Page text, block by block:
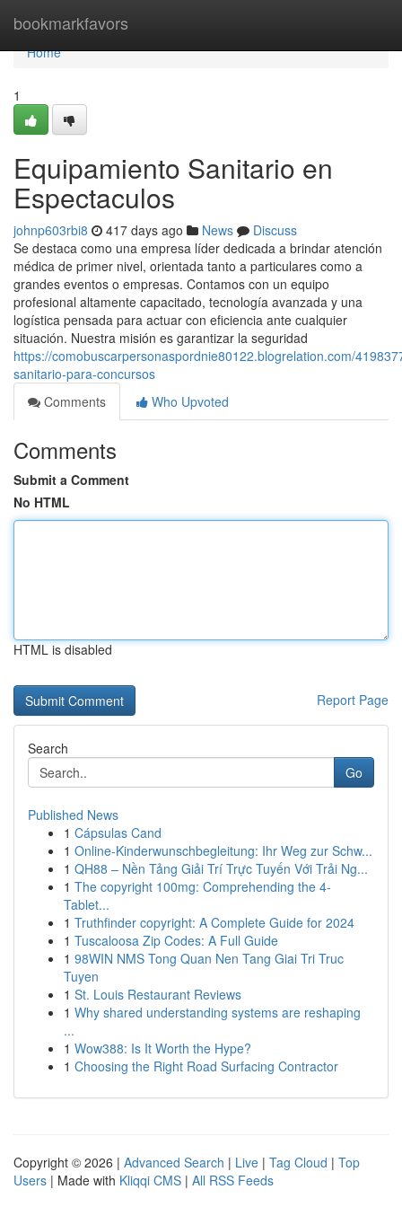
bookmarkfavors
Home
Home
1
Equipamiento Sanitario en
Espectaculos
johnp603rbi8 417 days ago News
Discuss
Se destaca como una empresa líder dedicada a brindar atención
médica de primer nivel, orientada tanto a particulares como a
grandes eventos o empresas. Contamos con un equipo
profesional altamente capacitado, tecnología avanzada y una
logística pensada para actuar con eficiencia ante cualquier
situación. Nuestra misión es garantizar la seguridad
https://comobuscarpersonaspordnie80122.blogrelation.com/
sanitario-para-concursos
Comments
Who Upvoted
Comments
Submit a Comment
No HTML
HTML is disabled
Report Page
Search
Go
Published News
1 Cápsulas Cand
1 Online-Kinderwunschbegleitung: Ihr Weg zur Schw...
1 QH88 – Nền Tảng Giải Trí Trực Tuyến Với Trải Ng...
1 The copyright 100mg: Comprehending the 4-
Tablet...
1 Truthfinder copyright: A Complete Guide for 2024
1 Tuscaloosa Zip Codes: A Full Guide
1 98WIN NMS Tong Quan Nen Tang Giai Tri Truc
Tuyen
1 St. Louis Restaurant Reviews
1 Why shared understanding systems are reshaping
...
1 Wow388: Is It Worth the Hype?
1 Choosing the Right Road Surfacing Contractor
Copyright © 2026 | Advanced Search | Live | Tag Cloud | Top
Users | Made with Kliqqi CMS | All RSS Feeds